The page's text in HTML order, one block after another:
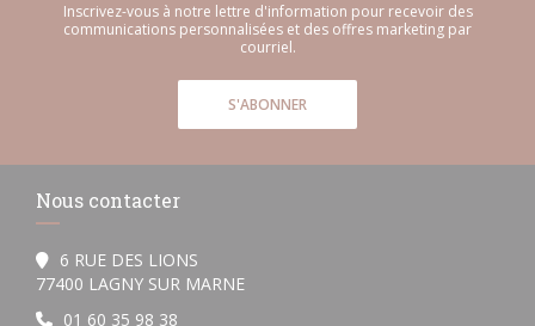
Inscrivez-vous à notre lettre d'information pour recevoir des
communications personnalisées et des offres marketing par
courriel.
S'ABONNER
Nous contacter
6 RUE DES LIONS
77400 LAGNY SUR MARNE((ouvre une nouvelle fenêtre))
01 60 35 98 38